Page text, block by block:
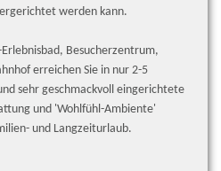
werden kann.
Besucherzentrum,
erreichen Sie in nur 2-5
sehr geschmackvoll eingerichtete
und 'Wohlfühl-Ambiente'
und Langzeiturlaub.